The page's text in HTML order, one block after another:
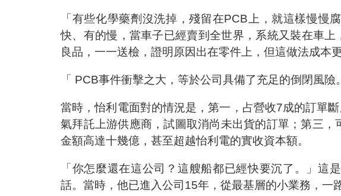
「有些化學藥劑沒洗掉，殘留在PCB上，就這樣慢
快、有的慢，當車子已經賣到全世界，系統又裝在車
良品，一一送檢，證明原因出在零件上，但這做法成本
「 PCB事件衝擊之大，等於公司具備了充足的倒閉風險
當時，怡利電面對的情況是，第一，占營收7成的訂單
氣拜託上游供應商，試圖取消尚未出貨的訂單；第三
金額高達十幾億，甚至超越怡利電的實收資本額。
「你怎麼還在這公司？這艘船都已經快要沉了。」
話。當時，他已進入公司15年，從最基層的小業務，一